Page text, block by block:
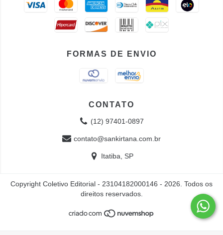
FORMAS DE ENVIO
CONTATO
(12) 97401-0897
contato@sankirtana.com.br
Itatiba, SP
Copyright Coletivo Editorial - 23104182000146 - 2026. Todos os
direitos reservados.